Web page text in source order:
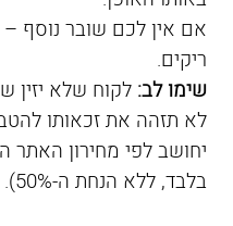
אם אין לכם שובר נוסף
ריקים.
שימו לב: לקוח שלא יזין
בלבד, ללא הנחת ה-50%).